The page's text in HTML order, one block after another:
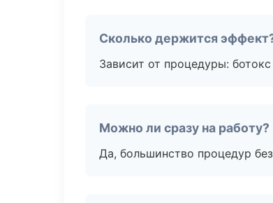
Сколько держится
Зависит от процедуры:
Можно ли сразу на работу?
Да, большинство процедур